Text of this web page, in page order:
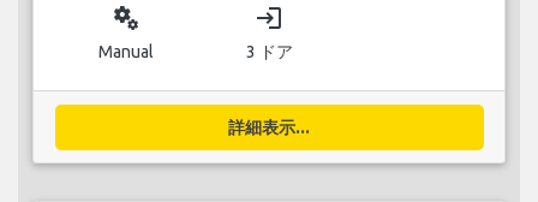
miscellaneous_services
Manual
login
3 ドア
詳細表示...